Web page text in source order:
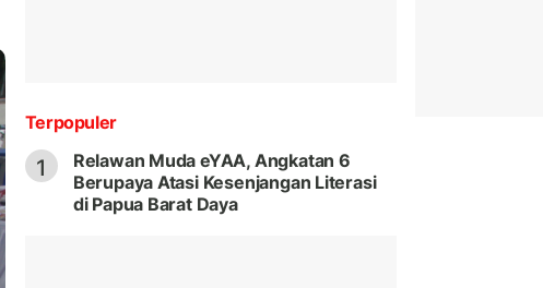
Terpopuler
1
Relawan Muda eYAA, Angkatan 6
Berupaya Atasi Kesenjangan Literasi
di Papua Barat Daya